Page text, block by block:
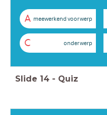
A meewerkend voorwerp
C onderwerp
Slide 14 - Quiz